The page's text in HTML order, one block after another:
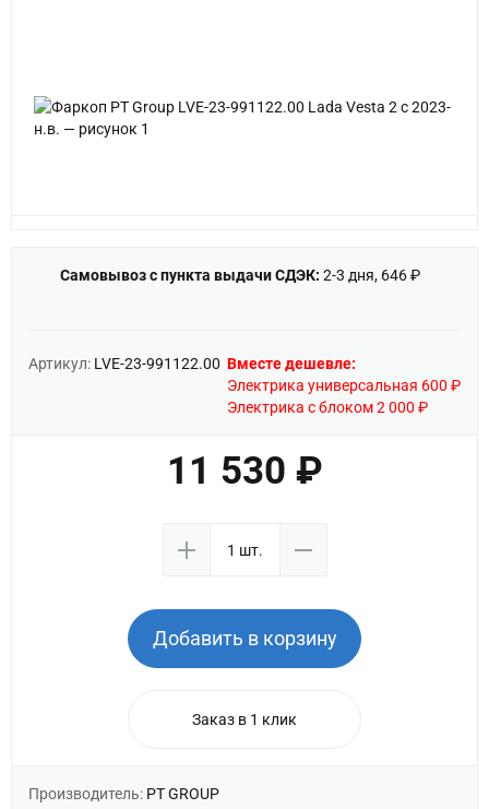
Самовывоз с пункта выдачи СДЭК: 2-3 дня, 646 ₽
Артикул: LVE-23-991122.00 Вместе дешевле:
Электрика универсальная 600 ₽
Электрика с блоком 2 000 ₽
11 530 ₽
Добавить в корзину
Заказ в 1 клик
Производитель: PT GROUP